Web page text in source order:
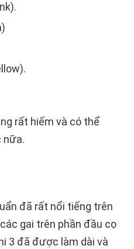
rất hiếm và có thể
nữa.
đã rất nổi tiếng trên
gai trên phần đầu cọ
3 đã được làm dài và